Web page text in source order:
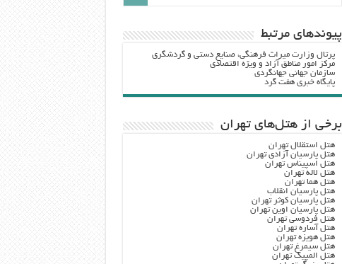
پيوندهاي مرتبط
پرتال وزارت ميراث فرهنگي، صنایع دستی و گردشگري
مرکز امور مناطق آزاد و ویژه اقتصادی
سازمان جهانی جهانگردی
پایگاه خبری هفت گرد
برخی از هتل‌های تهران
هتل استقلال تهران
هتل پارسیان آزادی تهران
هتل اسپیناس تهران
هتل لاله تهران
هتل هما تهران
هتل پارسیان انقلاب
هتل پارسیان کوثر تهران
هتل پارسیان اوین تهران
هتل فردوسی تهران
هتل آساره تهران
هتل هویزه تهران
هتل سیمرغ تهران
هتل المپیک تهران